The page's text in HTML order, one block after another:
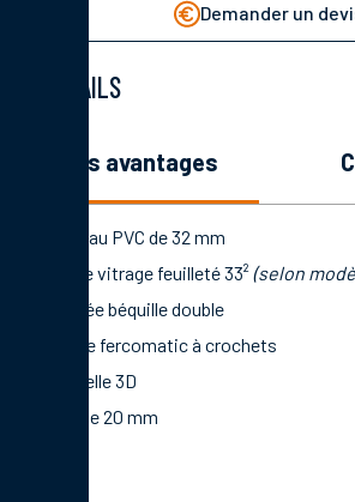
Demander un
DÉTAILS
les avantages
Panneau PVC de 32 mm
Double vitrage feuilleté 33²(selon
Poignée béquille double
Serrure fercomatic à crochets
Paumelle 3D
Seuil de 20 mm